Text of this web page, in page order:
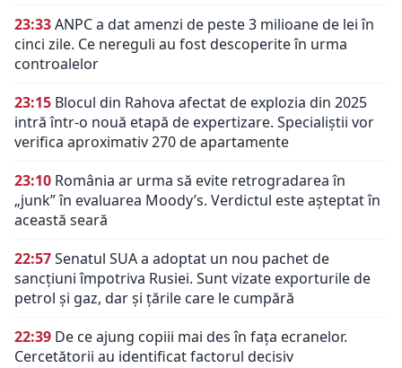
23:33ANPC a dat amenzi de peste 3 milioane de lei în
cinci zile. Ce nereguli au fost descoperite în urma
controalelor
23:15 Blocul din Rahova afectat de explozia din 2025
intră într-o nouă etapă de expertizare. Specialiștii vor
verifica aproximativ 270 de apartamente
23:10 România ar urma să evite retrogradarea în
„junk” în evaluarea Moody’s. Verdictul este așteptat în
această seară
22:57Senatul SUA a adoptat un nou pachet de
sancțiuni împotriva Rusiei. Sunt vizate exporturile de
petrol și gaz, dar și țările care le cumpără
22:39 De ce ajung copiii mai des în fața ecranelor.
Cercetătorii au identificat factorul decisiv